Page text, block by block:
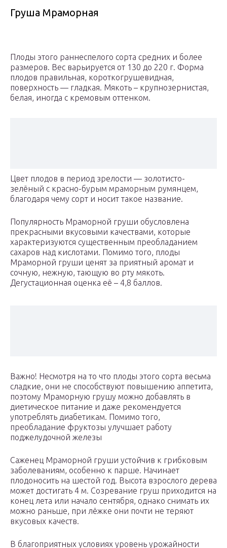
Груша Мраморная
Плоды этого раннеспелого сорта средних и более
размеров. Вес варьируется от 130 до 220 г. Форма
плодов правильная, короткогрушевидная,
поверхность — гладкая. Мякоть – крупнозернистая,
белая, иногда с кремовым оттенком.
Цвет плодов в период зрелости — золотисто-
зелёный с красно-бурым мраморным румянцем,
благодаря чему сорт и носит такое название.
Популярность Мраморной груши обусловлена
прекрасными вкусовыми качествами, которые
характеризуются существенным преобладанием
сахаров над кислотами. Помимо того, плоды
Мраморной груши ценят за приятный аромат и
сочную, нежную, тающую во рту мякоть.
Дегустационная оценка её – 4,8 баллов.
Важно! Несмотря на то что плоды этого сорта весьма
сладкие, они не способствуют повышению аппетита,
поэтому Мраморную грушу можно добавлять в
диетическое питание и даже рекомендуется
употреблять диабетикам. Помимо того,
преобладание фруктозы улучшает работу
поджелудочной железы
Саженец Мраморной груши устойчив к грибковым
заболеваниям, особенно к парше. Начинает
плодоносить на шестой год. Высота взрослого дерева
может достигать 4 м. Созревание груш приходится на
конец лета или начало сентября, однако снимать их
можно раньше, при лёжке они почти не теряют
вкусовых качеств.
В благоприятных условиях уровень урожайности